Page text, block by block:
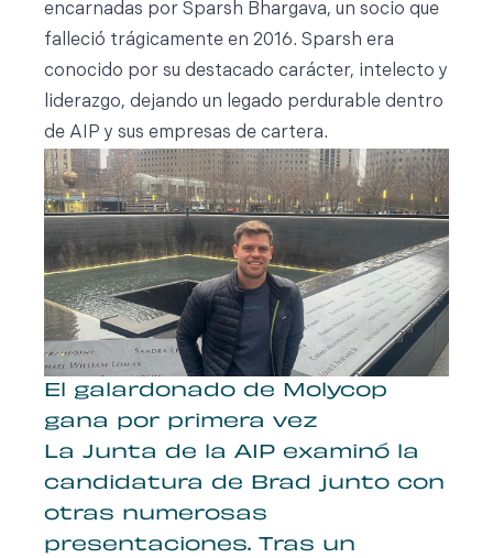
encarnadas por Sparsh Bhargava, un socio que
falleció trágicamente en 2016. Sparsh era
conocido por su destacado carácter, intelecto y
liderazgo, dejando un legado perdurable dentro
de AIP y sus empresas de cartera.
El galardonado de Molycop
gana por primera vez
La Junta de la AIP examinó la
candidatura de Brad junto con
otras numerosas
presentaciones. Tras un